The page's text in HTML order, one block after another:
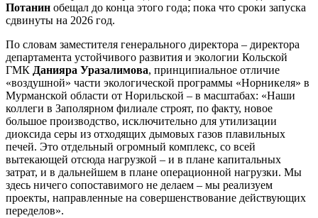
Потанин обещал до конца этого года; пока что сроки запуска
сдвинуты на 2026 год.
По словам заместителя генерального директора – директора
департамента устойчивого развития и экологии Кольской
ГМК Данияра Уразалимова, принципиальное отличие
«воздушной» части экологической программы «Норникеля» в
Мурманской области от Норильской – в масштабах: «Наши
коллеги в Заполярном филиале строят, по факту, новое
большое производство, исключительно для утилизации
диоксида серы из отходящих дымовых газов плавильных
печей. Это отдельный огромный комплекс, со всей
вытекающей отсюда нагрузкой – и в плане капитальных
затрат, и в дальнейшем в плане операционной нагрузки. Мы
здесь ничего сопоставимого не делаем – мы реализуем
проекты, направленные на совершенствование действующих
переделов».